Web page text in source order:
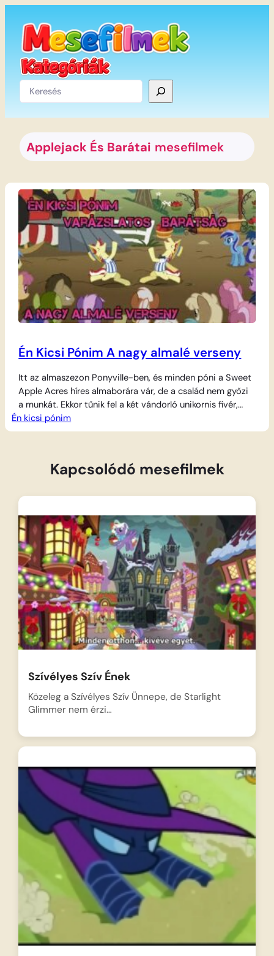
tartalomhoz
Keresés
Applejack És Barátai mesefilmek
Én Kicsi Pónim A nagy almalé verseny
Itt az almaszezon Ponyville-ben, és minden póni a Sweet
Apple Acres híres almaborára vár, de a család nem győzi
a munkát. Ekkor tűnik fel a két vándorló unikornis fivér,
Flim és Flam a csodálatos gépükkel, a Szupergyors
Almapréselő 6000-rel. Kihívják az Apple családot egy
Én kicsi pónim
Kapcsolódó mesefilmek
Szívélyes Szív Ének
Közeleg a Szívélyes Szív Ünnepe, de Starlight
Glimmer nem érzi…